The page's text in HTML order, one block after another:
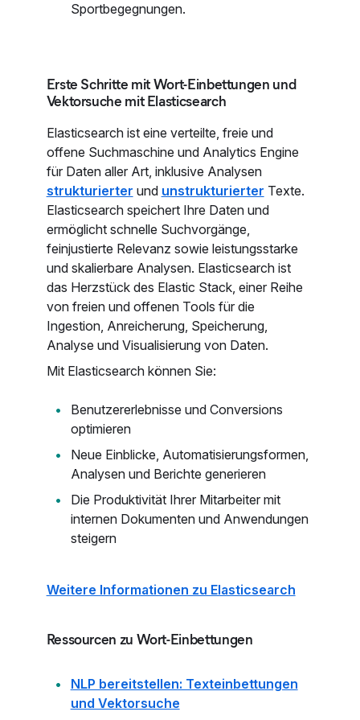
Sportbegegnungen.
Erste Schritte mit Wort-Einbettungen und
Vektorsuche mit Elasticsearch
Elasticsearch ist eine verteilte, freie und
offene Suchmaschine und Analytics Engine
für Daten aller Art, inklusive Analysen
strukturierter und unstrukturierter Texte.
Elasticsearch speichert Ihre Daten und
ermöglicht schnelle Suchvorgänge,
feinjustierte Relevanz sowie leistungsstarke
und skalierbare Analysen. Elasticsearch ist
das Herzstück des Elastic Stack, einer Reihe
von freien und offenen Tools für die
Ingestion, Anreicherung, Speicherung,
Analyse und Visualisierung von Daten.
Mit Elasticsearch können Sie:
Benutzererlebnisse und Conversions
optimieren
Neue Einblicke, Automatisierungsformen,
Analysen und Berichte generieren
Die Produktivität Ihrer Mitarbeiter mit
internen Dokumenten und Anwendungen
steigern
Weitere Informationen zu Elasticsearch
Ressourcen zu Wort-Einbettungen
NLP bereitstellen: Texteinbettungen
und Vektorsuche